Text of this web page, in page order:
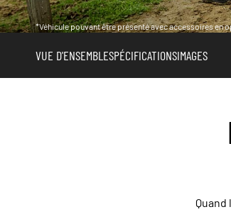
*Véhicule pouvant être présenté avec accessoires en
VUE D'ENSEMBLESPÉCIFICATIONSIMAGES